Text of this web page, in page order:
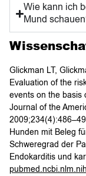
Wie kann ich
Mund
Glickman LT,
Evaluation of the
events on the basis
Journal of the
Hunden mit Beleg
Schweregrad der
Endokarditis und